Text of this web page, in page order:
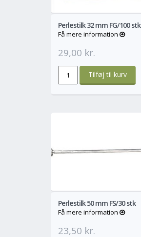
Perlestilk 32 mm FG/100 stk
Få mere information
29,00 kr.
Perlestilk 50 mm FS/30 stk
Få mere information
23,50 kr.